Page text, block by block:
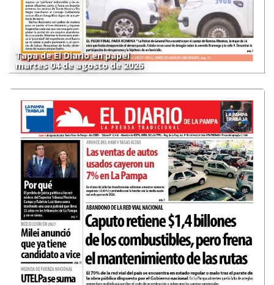
Tapa de El Diario en papel
martes 04 de agosto de 2026